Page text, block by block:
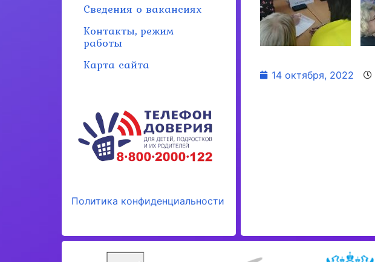
Сведения о вакансиях
Контакты, режим
работы
Карта сайта
Политика конфиденциальности
14 октября, 2022